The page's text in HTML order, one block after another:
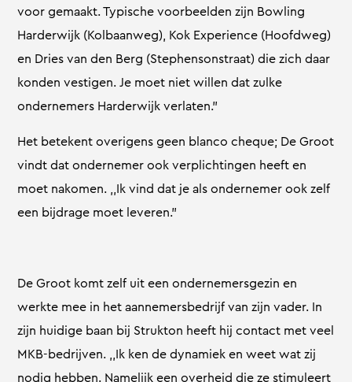
voor gemaakt. Typische voorbeelden zijn Bowling
Harderwijk (Kolbaanweg), Kok Experience (Hoofdweg)
en Dries van den Berg (Stephensonstraat) die zich daar
konden vestigen. Je moet niet willen dat zulke
ondernemers Harderwijk verlaten.”
Het betekent overigens geen blanco cheque; De Groot
vindt dat ondernemer ook verplichtingen heeft en
moet nakomen. ,,Ik vind dat je als ondernemer ook zelf
een bijdrage moet leveren.”
De Groot komt zelf uit een ondernemersgezin en
werkte mee in het aannemersbedrijf van zijn vader. In
zijn huidige baan bij Strukton heeft hij contact met veel
MKB-bedrijven. ,,Ik ken de dynamiek en weet wat zij
nodig hebben. Namelijk een overheid die ze stimuleert